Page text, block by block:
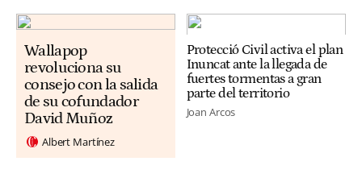
Wallapop
revoluciona su
consejo con la salida
de su cofundador
David Muñoz
Albert Martínez
Protecció Civil activa el plan
Inuncat ante la llegada de
fuertes tormentas a gran
parte del territorio
Joan Arcos